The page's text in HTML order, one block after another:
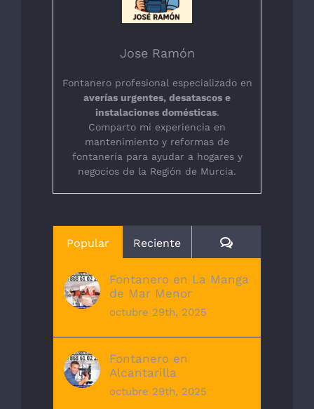
Jose Ramón
Fontanero profesional especializado en
averías urgentes, desatascos e
instalaciones domésticas.
Comparto mi experiencia en
mantenimiento y reformas de
fontanería para ayudar a hogares y
negocios de la Región de Murcia.
Popular Reciente Comentarios
Fontanero en La Manga
de Mar Menor
octubre 29th, 2025
Fontanero en
Alcantarilla
octubre 29th, 2025